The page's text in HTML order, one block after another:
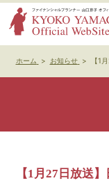
ホーム > お知らせ > 【1
【1月27日放送